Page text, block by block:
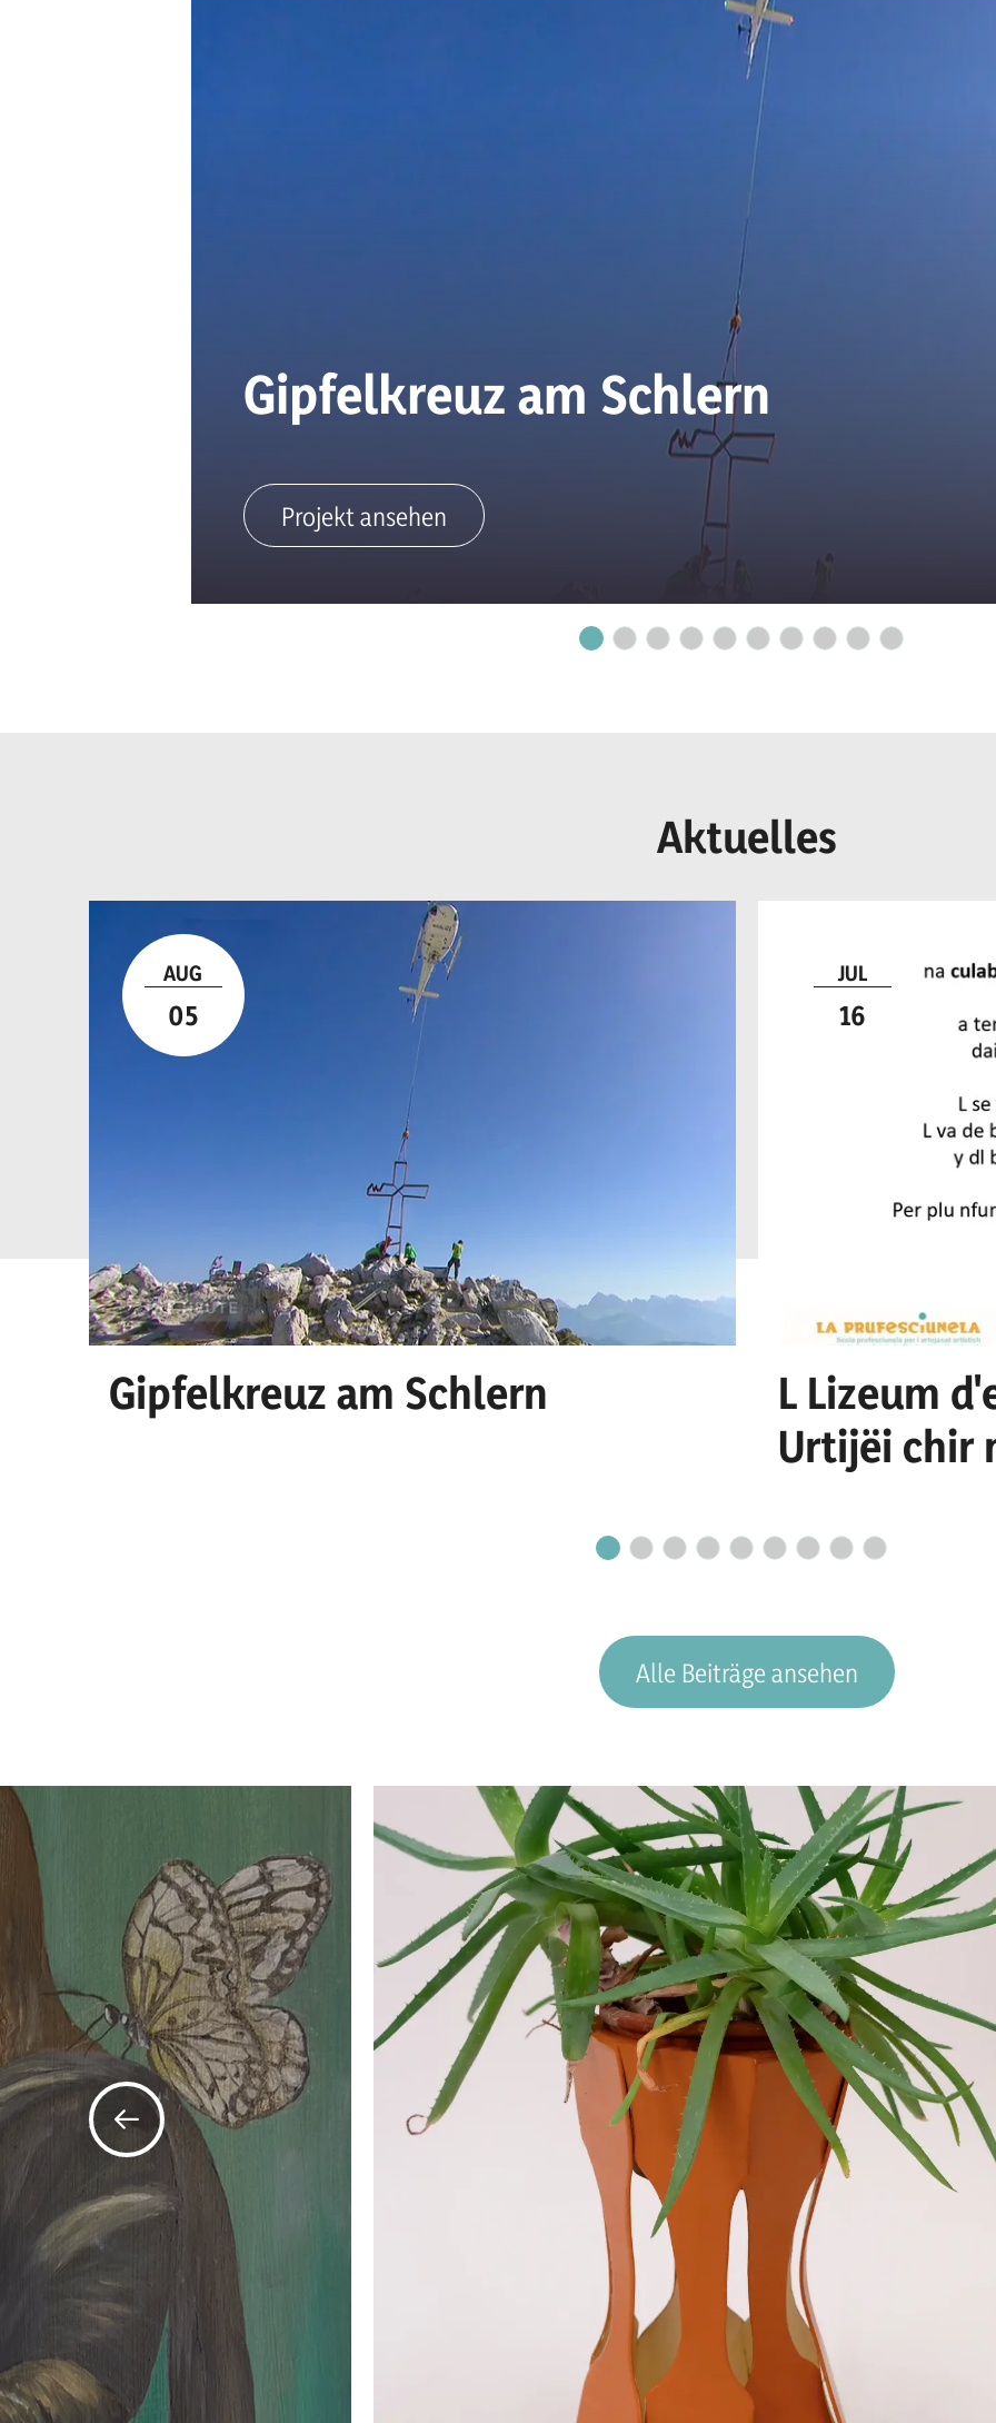
Gipfelkreuz am Schlern
Projekt ansehen
Aktuelles
AUG
05
Gipfelkreuz am Schlern
JUL
16
L Lizeum
Urtijëi chir
Alle Beiträge ansehen